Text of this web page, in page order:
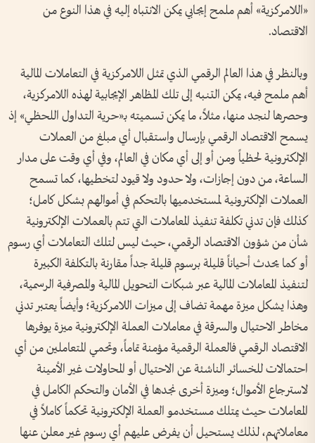
«اللامركزية» أهم ملمح إيجابي يمكن الانتباه إليه في هذا النوع من
الاقتصاد.
وبالنظر في هذا العالم الرقمي الذي تمثل اللامركزية في التعاملات المالية
أهم ملمح فيه، يمكن التنبه إلى تلك المظاهر الإيجابية لهذه اللامركزية،
وحصرها لنجد منها، مثلاً، ما يمكن تسميته بـ«حرية التداول اللحظي» إذ
يسمح الاقتصاد الرقمي بإرسال واستقبال أي مبلغ من العملات
الإلكترونية لحظياً ومن أو إلى أي مكان في العالم، وفي أي وقت على مدار
الساعة، من دون إجازات، ولا حدود ولا قيود لتخطيها، كما تسمح
العملات الإلكترونية لمستخدميها بالتحكم في أموالهم بشكل كامل؛
كذلك فإن تدني تكلفة تنفيذ المعاملات التي تتم بالعملات الإلكترونية
شأن من شؤون الاقتصاد الرقمي، حيث ليس لتلك التعاملات أي رسوم
أو كما يحدث أحياناً قليلة برسوم قليلة جداً مقارنة بالتكلفة الكبيرة
لتنفيذ المعاملات المالية عبر شبكات التحويل المالية والمصرفية الرسمية،
وهذا يشكل ميزة مهمة تضاف إلى ميزات اللامركزية؛ وأيضاً يعتبر تدني
مخاطر الاحتيال والسرقة في معاملات العملة الإلكترونية ميزة يوفرها
الاقتصاد الرقمي فالعملة الرقمية مؤمنة تماماً، وتحمي المتعاملين من أي
احتمالات للخسائر الناشئة عن الاحتيال أو المحاولات غير الأمينة
لاسترجاع الأموال؛ وميزة أخرى نجدها في الأمان والتحكم الكامل في
المعاملات حيث يمتلك مستخدمو العملة الإلكترونية تحكماً كاملاً في
معاملاتهم، لذلك يستحيل أن يفرض عليهم أي رسوم غير معلن عنها